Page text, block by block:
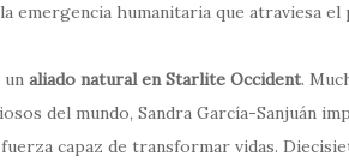
emergencia humanitaria que atraviesa el
un aliado natural en Starlite Occident.
del mundo, Sandra García-Sanjuán
capaz de transformar vidas.